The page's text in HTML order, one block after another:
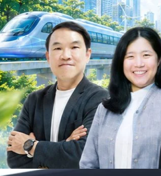
SOCIAL MEDIA
Instagram
Facebook